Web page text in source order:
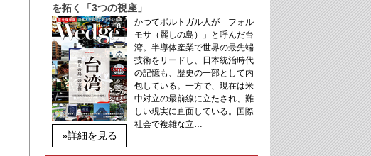
を拓く「3つの視座」
»詳細を見る
かつてポルトガル人が「フォル
モサ（麗しの島）」と呼んだ台
湾。半導体産業で世界の最先端
技術をリードし、日本統治時代
の記憶も、歴史の一部として内
包している。一方で、現在は米
中対立の最前線に立たされ、難
しい現実に直面している。国際
社会で複雑な立…